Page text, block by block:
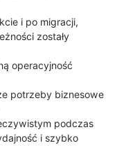
i po migracji,
zostały
operacyjność
potrzeby biznesowe
podczas
i szybko